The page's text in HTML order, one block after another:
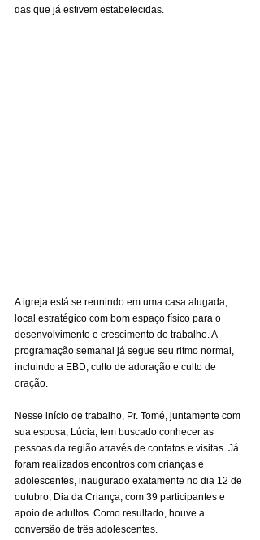
das que já estivem estabelecidas.
A igreja está se reunindo em uma casa alugada,
local estratégico com bom espaço físico para o
desenvolvimento e crescimento do trabalho. A
programação semanal já segue seu ritmo normal,
incluindo a EBD, culto de adoração e culto de
oração.
Nesse início de trabalho, Pr. Tomé, juntamente com
sua esposa, Lúcia, tem buscado conhecer as
pessoas da região através de contatos e visitas. Já
foram realizados encontros com crianças e
adolescentes, inaugurado exatamente no dia 12 de
outubro, Dia da Criança, com 39 participantes e
apoio de adultos. Como resultado, houve a
conversão de três adolescentes.